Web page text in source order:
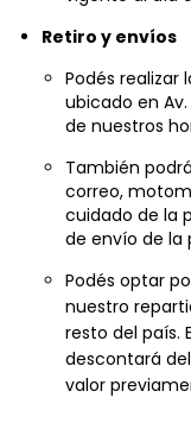
Retiro y envíos
Podés
ubicado en Av.
de nuestros
correo,
cuidado de la
de envío de la
Podés optar
nuestro
resto del país.
descontará
valor